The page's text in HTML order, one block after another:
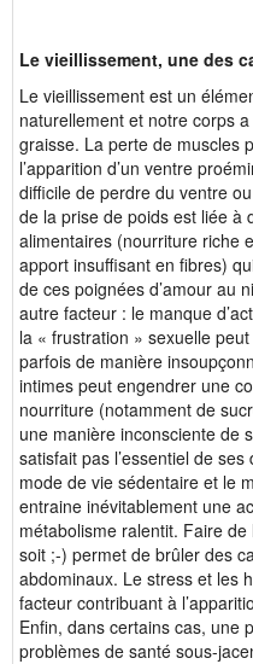
Le vieillissement, une des
Le vieillissement est un
naturellement et notre corps
graisse. La perte de muscles
l’apparition d’un ventre
difficile de perdre du ventre
de la prise de poids est liée à
alimentaires (nourriture riche
apport insuffisant en fibres)
de ces poignées d’amour au
autre facteur : le manque
la « frustration » sexuelle
parfois de manière
intimes peut engendrer une
nourriture (notamment de
une manière inconsciente de
satisfait pas l’essentiel de
mode de vie sédentaire et le
entraine inévitablement une
métabolisme ralentit. Faire de
soit ;-) permet de brûler des
abdominaux. Le stress et les
facteur contribuant à
Enfin, dans certains cas, une
problèmes de santé sous-